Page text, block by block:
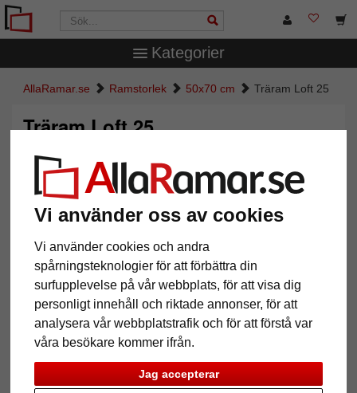
Vi använder oss av cookies
Vi använder cookies och andra
spårningsteknologier för att förbättra din
surfupplevelse på vår webbplats, för att visa dig
personligt innehåll och riktade annonser, för att
analysera vår webbplatstrafik och för att förstå var
våra besökare kommer ifrån.
Jag accepterar
Kategorier
AllaRamar.se Ramstorlek 50x70 cm Träram Loft 25
Träram Loft 25
Tillbaka